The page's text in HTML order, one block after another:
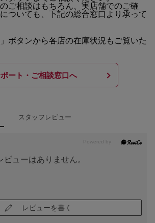
ご相談はもちろん、実店舗でのご確
ついても、下記の総合窓口より承って
ボタンから各店の在庫状況もご覧いた
ート・ご相談窓口へ
スタッフレビュー
ビューはありません。
レビューを書く